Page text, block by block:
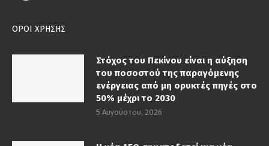
ΟΡΟΙ ΧΡΗΣΗΣ
Στόχος του Πεκίνου είναι η αύξηση
του ποσοστού της παραγόμενης
ενέργειας από μη ορυκτές πηγές στο
50% μέχρι το 2030
5 Αυγούστου, 2026